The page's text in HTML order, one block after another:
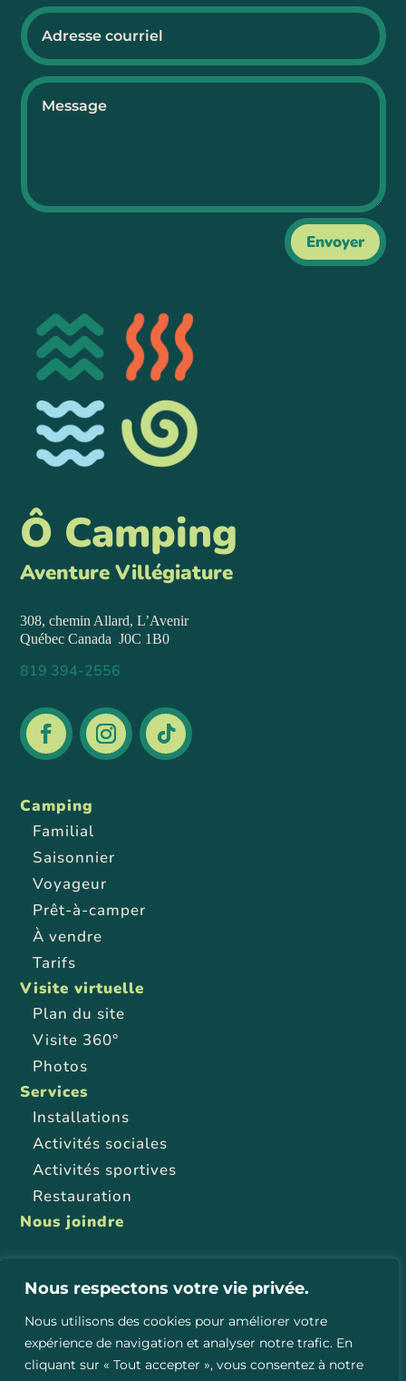
Nous respectons votre vie privée.
Nous utilisons des cookies pour améliorer votre
expérience de navigation et analyser notre trafic. En
cliquant sur « Tout accepter », vous consentez à notre
Envoyer
Ô Camping
Aventure Villégiature
308, chemin Allard,L’Avenir
QuébecCanada J0C 1B0
819 394-2556
Camping
Familial
Saisonnier
Voyageur
Prêt-à-camper
À vendre
Tarifs
Visite virtuelle
Plan du site
Visite 360°
Photos
Services
Installations
Activités sociales
Activités sportives
Restauration
Nous joindre
Foire aux questions
Règlements
Politique de confidentialité et de témoins